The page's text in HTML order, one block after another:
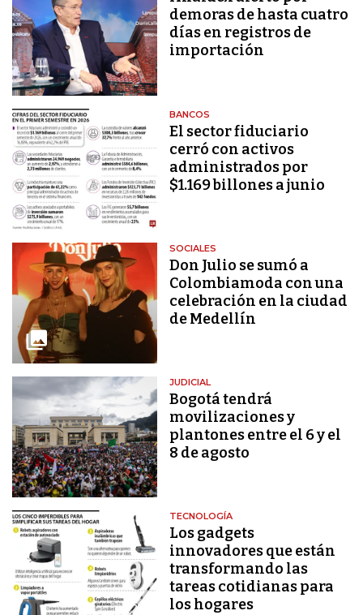
demoras de hasta cuatro
días en registros de
importación
BANCOS
El sector fiduciario
cerró con activos
administrados por
$1.169 billones a junio
SOCIALES
Don Julio se sumó a
Colombiamoda con una
celebración en la ciudad
de Medellín
JUDICIAL
Bogotá tendrá
movilizaciones y
plantones entre el 6 y el
8 de agosto
TECNOLOGÍA
Los gadgets
innovadores que están
transformando las
tareas cotidianas para
los hogares